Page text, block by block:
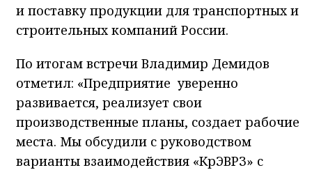
и поставку продукции для транспортных и
строительных компаний России.
По итогам встречи Владимир Демидов
отметил: «Предприятие уверенно
развивается, реализует свои
производственные планы, создает рабочие
места. Мы обсудили с руководством
варианты взаимодействия «КрЭВРЗ» с